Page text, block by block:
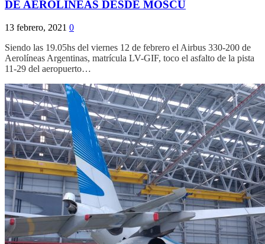
DE AEROLINEAS DESDE MOSCU
13 febrero, 2021 0
Siendo las 19.05hs del viernes 12 de febrero el Airbus 330-200 de
Aerolíneas Argentinas, matrícula LV-GIF, toco el asfalto de la pista
11-29 del aeropuerto…